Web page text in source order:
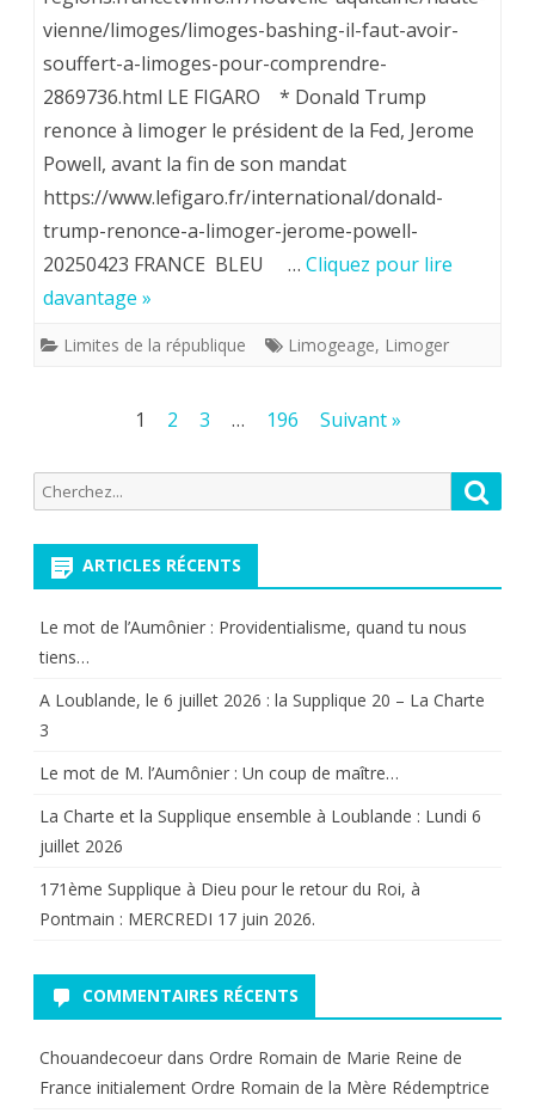
l’emploi
”
vienne/limoges/limoges-bashing-il-faut-avoir-
souffert-a-limoges-pour-comprendre-
2869736.html LE FIGARO * Donald Trump
renonce à limoger le président de la Fed, Jerome
Powell, avant la fin de son mandat
https://www.lefigaro.fr/international/donald-
trump-renonce-a-limoger-jerome-powell-
20250423 FRANCE BLEU … Cliquez pour lire
davantage »
Limites de la république Limogeage, Limoger
Pagination
publications
1 2 3 … 196 Suivant »
Recherche
pour:
ARTICLES RÉCENTS
Le mot de l’Aumônier : Providentialisme, quand tu nous
tiens…
A Loublande, le 6 juillet 2026 : la Supplique 20 – La Charte
3
Le mot de M. l’Aumônier : Un coup de maître…
La Charte et la Supplique ensemble à Loublande : Lundi 6
juillet 2026
171ème Supplique à Dieu pour le retour du Roi, à
Pontmain : MERCREDI 17 juin 2026.
COMMENTAIRES RÉCENTS
Chouandecoeur dans Ordre Romain de Marie Reine de
France initialement Ordre Romain de la Mère Rédemptrice